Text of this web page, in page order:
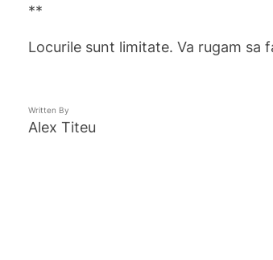
**
Locurile sunt limitate. Va rugam sa
Written By
Alex Titeu